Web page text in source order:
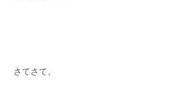
さてさて、